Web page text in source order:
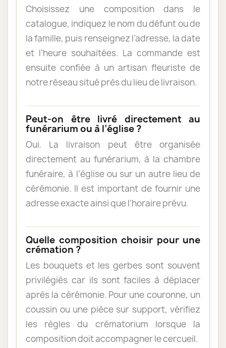
Choisissez une composition dans le
catalogue, indiquez le nom du défunt ou de
la famille, puis renseignez l’adresse, la date
et l’heure souhaitées. La commande est
ensuite confiée à un artisan fleuriste de
notre réseau situé près du lieu de livraison.
Peut-on être livré directement au
funérarium ou à l’église ?
Oui. La livraison peut être organisée
directement au funérarium, à la chambre
funéraire, à l’église ou sur un autre lieu de
cérémonie. Il est important de fournir une
adresse exacte ainsi que l’horaire prévu.
Quelle composition choisir pour une
crémation ?
Les bouquets et les gerbes sont souvent
privilégiés car ils sont faciles à déplacer
après la cérémonie. Pour une couronne, un
coussin ou une pièce sur support, vérifiez
les règles du crématorium lorsque la
composition doit accompagner le cercueil.